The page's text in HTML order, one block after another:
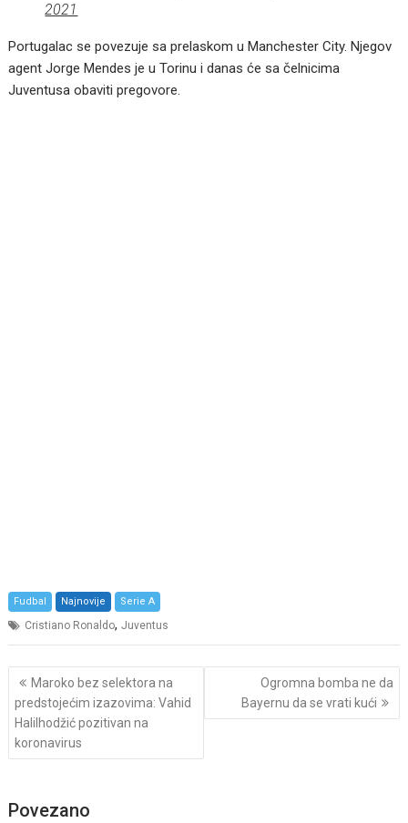
2021
Portugalac se povezuje sa prelaskom u Manchester City. Njegov
agent Jorge Mendes je u Torinu i danas će sa čelnicima
Juventusa obaviti pregovore.
Fudbal Najnovije Serie A
Cristiano Ronaldo,Juventus
Post
navigation
Maroko bez selektora na
predstojećim izazovima: Vahid
Halilhodžić pozitivan na
koronavirus
Ogromna bomba ne da
Bayernu da se vrati kući
Povezano